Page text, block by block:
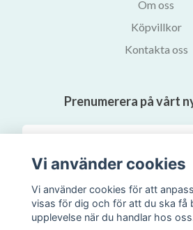
Om oss
Köpvillkor
Kontakta oss
Prenumerera på vårt
Vi använder cookies
Vi använder cookies för att
visas för dig och för att du ska få
upplevelse när du handlar hos